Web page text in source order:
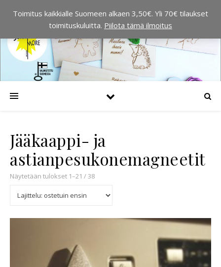
Jääkaappi- ja
astianpesukonemagneetit
Näytetään tulokset 1–21 / 38Suosituimmat ensin
Toimitus kaikkialle Suomeen alkaen 3,50€. Yli 70€ tilaukset
toimituskuluitta. Piilota tämä ilmoitus